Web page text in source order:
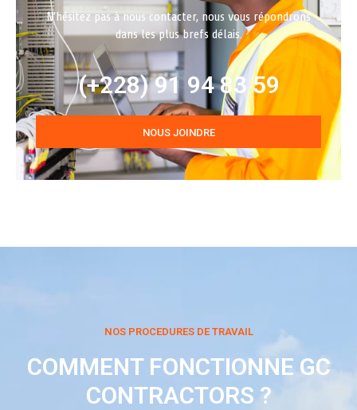
N’hésitez pas à nous contacter, nous vous répondrons
dans les plus brefs délais.
(+228) 91 94 83 59
NOUS JOINDRE
NOS PROCEDURES DE TRAVAIL
COMMENT FONCTIONNE GC
CONTRACTORS ?